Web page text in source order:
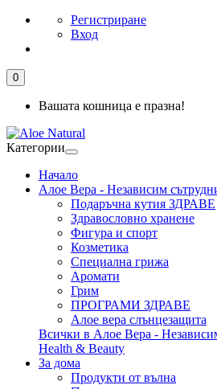
Регистриране
Вход
0
Вашата кошница е празна!
Категории
Начало
Алое Вера - Независим
Подаръчна кутия ЗДРАВЕ
Здравословно хранене
Фигура и спорт
Козметика
Специална грижа
Аромати
Грим
ПРОГРАМИ ЗДРАВЕ
Алое вера слънцезащита
Всички в Алое Вера -
Health & Beauty
За дома
Продукти от вълна